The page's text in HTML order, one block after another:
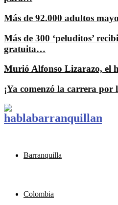
Más de 92.000 adultos
Más de 300 ‘peluditos’
gratuita…
Murió Alfonso Lizarazo, el
¡Ya comenzó la carrera
Barranquilla
Colombia